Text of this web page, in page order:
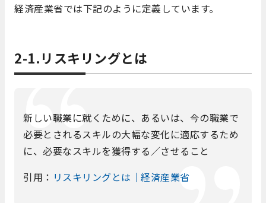
経済産業省では下記のように定義しています。
2-1.リスキリングとは
新しい職業に就くために、あるいは、今の職業で
必要とされるスキルの大幅な変化に適応するため
に、必要なスキルを獲得する／させること
引用： リスキリングとは｜経済産業省